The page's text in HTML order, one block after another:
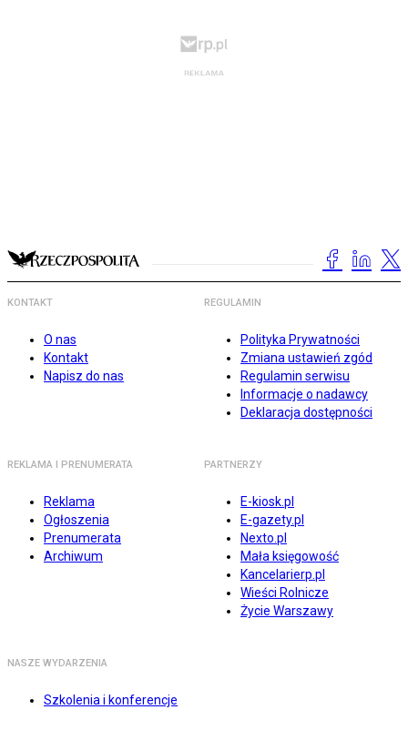
KONTAKT
O nas
Kontakt
Napisz do nas
REGULAMIN
Polityka Prywatności
Zmiana ustawień zgód
Regulamin serwisu
Informacje o nadawcy
Deklaracja dostępności
REKLAMA I PRENUMERATA
Reklama
Ogłoszenia
Prenumerata
Archiwum
PARTNERZY
E-kiosk.pl
E-gazety.pl
Nexto.pl
Mała księgowość
Kancelarierp.pl
Wieści Rolnicze
Życie Warszawy
NASZE WYDARZENIA
Szkolenia i konferencje